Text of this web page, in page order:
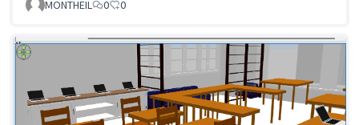
MONTHEIL
0 0